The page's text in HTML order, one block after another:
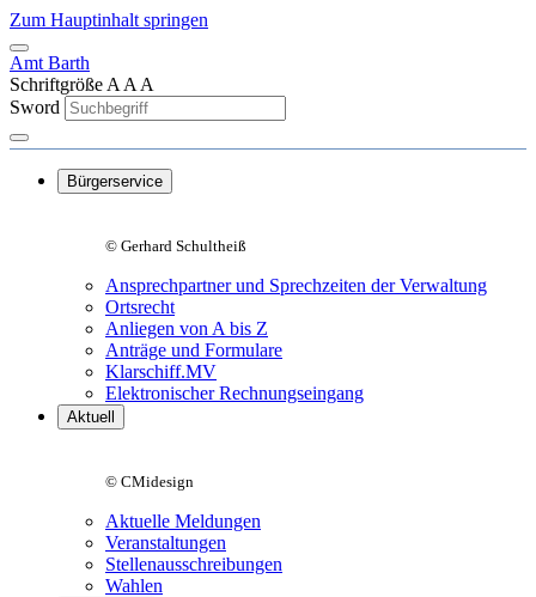
Zum Hauptinhalt springen
Amt Barth
Schriftgröße A A A
Sword
Bürgerservice
© Gerhard Schultheiß
Ansprechpartner und Sprechzeiten der Verwaltung
Ortsrecht
Anliegen von A bis Z
Anträge und Formulare
Klarschiff.MV
Elektronischer Rechnungseingang
Aktuell
© CMidesign
Aktuelle Meldungen
Veranstaltungen
Stellenausschreibungen
Wahlen